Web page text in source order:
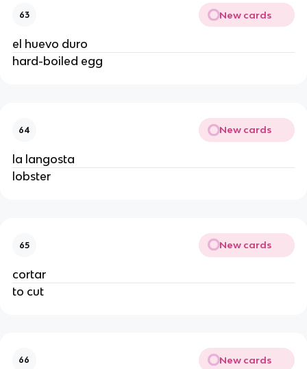
63 New cards
el huevo duro
hard-boiled egg
64 New cards
la langosta
lobster
65 New cards
cortar
to cut
66 New cards